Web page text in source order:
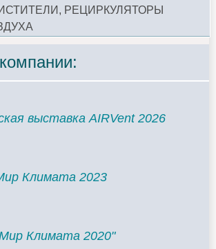
РЕЦИРКУЛЯТОРЫ
выставка AIRVent 2026
Климата 2023
Климата 2020"